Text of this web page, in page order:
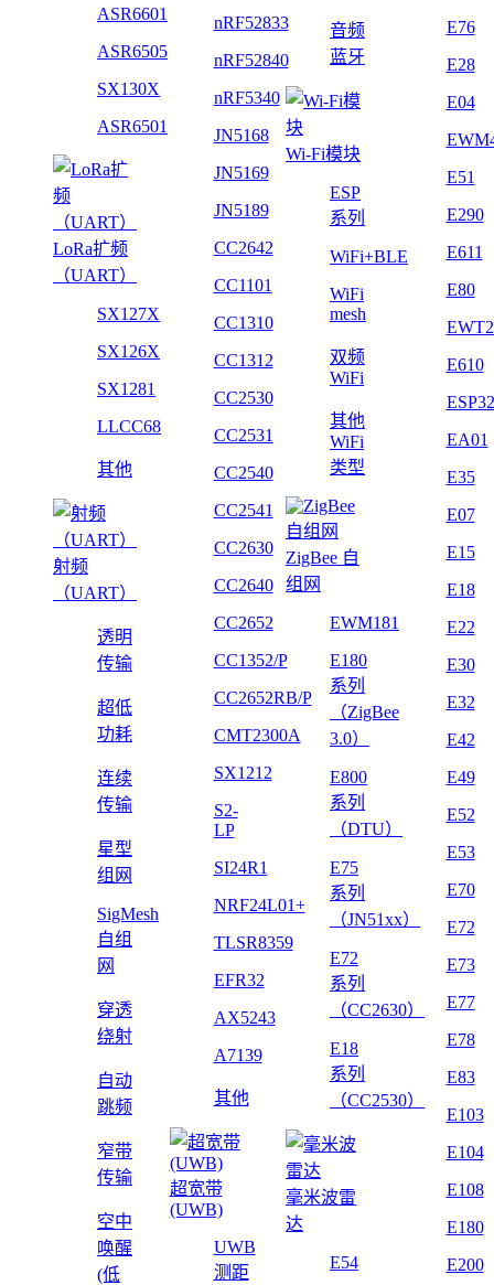
ASR6601
ASR6505
SX130X
ASR6501
LoRa扩频
（UART）
SX127X
SX126X
SX1281
LLCC68
其他
射频
（UART）
透明
传输
超低
功耗
连续
传输
星型
组网
SigMesh
自组
网
穿透
绕射
自动
跳频
窄带
传输
空中
唤醒
(低
nRF52833
nRF52840
nRF5340
JN5168
JN5169
JN5189
CC2642
CC1101
CC1310
CC1312
CC2530
CC2531
CC2540
CC2541
CC2630
CC2640
CC2652
CC1352/P
CC2652RB/P
CMT2300A
SX1212
S2-
LP
SI24R1
NRF24L01+
TLSR8359
EFR32
AX5243
A7139
其他
超宽带
(UWB)
UWB
测距
音频
蓝牙
Wi-Fi模块
ESP
系列
WiFi+BLE
WiFi
mesh
双频
WiFi
其他
WiFi
类型
ZigBee 自
组网
EWM181
E180
系列
（ZigBee
3.0）
E800
系列
（DTU）
E75
系列
（JN51xx）
E72
系列
（CC2630）
E18
系列
（CC2530）
毫米波雷
达
E54
E76
E28
E04
E51
E290
E611
E80
E610
ESP32
EA01
E35
E07
E15
E18
E22
E30
E32
E42
E49
E52
E53
E70
E72
E73
E77
E78
E83
E103
E104
E108
E180
E200